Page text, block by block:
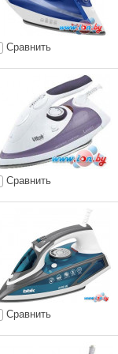
Сравнить
Сравнить
Сравнить